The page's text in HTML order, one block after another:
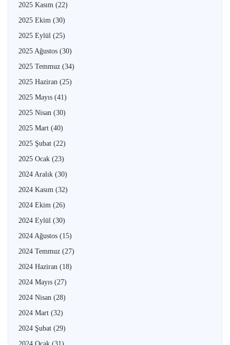
2025 Kasım (22)
2025 Ekim (30)
2025 Eylül (25)
2025 Ağustos (30)
2025 Temmuz (34)
2025 Haziran (25)
2025 Mayıs (41)
2025 Nisan (30)
2025 Mart (40)
2025 Şubat (22)
2025 Ocak (23)
2024 Aralık (30)
2024 Kasım (32)
2024 Ekim (26)
2024 Eylül (30)
2024 Ağustos (15)
2024 Temmuz (27)
2024 Haziran (18)
2024 Mayıs (27)
2024 Nisan (28)
2024 Mart (32)
2024 Şubat (29)